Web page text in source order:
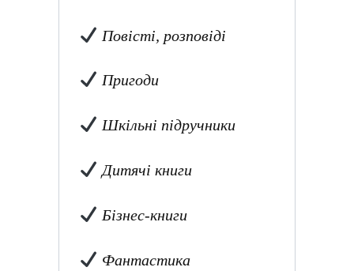
Повісті, розповіді
Пригоди
Шкільні підручники
Дитячі книги
Бізнес-книги
Фантастика